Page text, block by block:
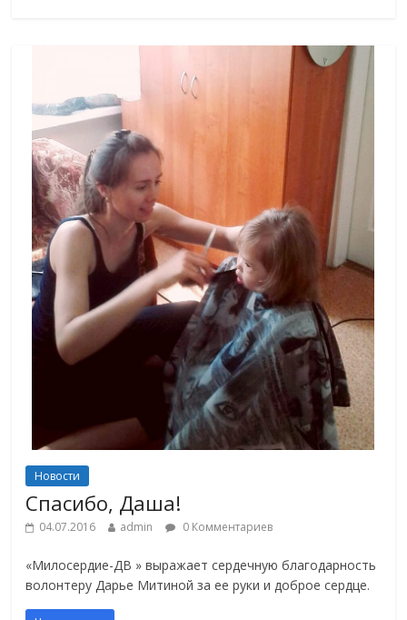
Новости
Спасибо, Даша!
04.07.2016 admin 0 Комментариев
«Милосердие-ДВ » выражает сердечную благодарность
волонтеру Дарье Митиной за ее руки и доброе сердце.